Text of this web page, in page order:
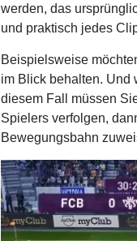
werden, das
und praktisch jedes
Beispielsweise
im Blick behalten. Und
diesem Fall müssen
Spielers verfolgen,
Bewegungsbahn